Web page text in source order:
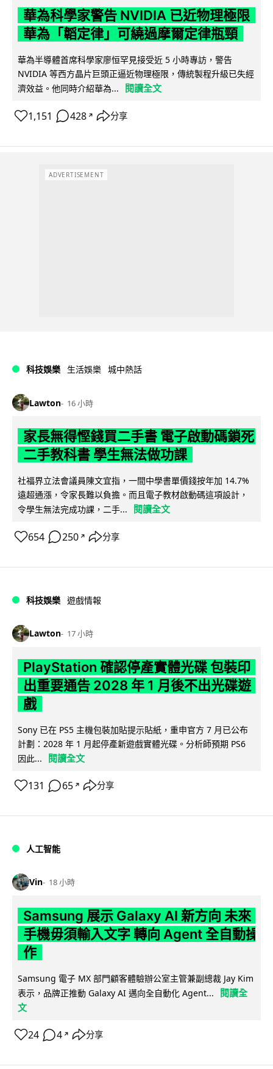
華為科學家警告 NVIDIA 已近物理極限
華為「韜定律」可繞過摩爾定律瓶頸
華為半導體首席科學家廖恒罕見接受近 5 小時專訪，警告
NVIDIA 等西方晶片巨頭正逼近物理極限，傳統製程升級已失經
濟效益。他同時介紹華為...
閱讀全文
1,151 428 ↗ 分享
ADVERTISEMENT
科技娛樂 生活娛樂 城中熱話
Lawton 16 小時
家長無得慳錢買二手書 電子啟動碼鎖死
二手教科書 學生無法做功課
社福界立法會議員陳文宜指，一間中學書單價錢按年加 14.7%
遠超通漲，令家長難以負擔。而且電子教材啟動碼這項設計，
令學生無法完成功課，二手...
閱讀全文
654 250 ↗ 分享
科技娛樂 遊戲情報
Lawton 17 小時
PlayStation 確認停產實體光碟 包裝印
出重要通告 2028 年 1 月後不出光碟遊
戲
Sony 已在 PS5 主機包裝加貼提示貼紙，重申官方 7 月已公布
計劃：2028 年 1 月起停產新遊戲實體光碟。分析師預期 PS6
因此...
閱讀全文
131 65 ↗ 分享
人工智能
Vin 18 小時
Samsung 展示 Galaxy AI 新方向 未來
手機毋須輸入文字 轉向 Agent 全自動操
作
Samsung 電子 MX 部門顧客體驗辦公室主管兼副總裁 Jay Kim
表示，品牌正推動 Galaxy AI 邁向全自動化 Agent...
閱讀全
文
24 4 ↗ 分享